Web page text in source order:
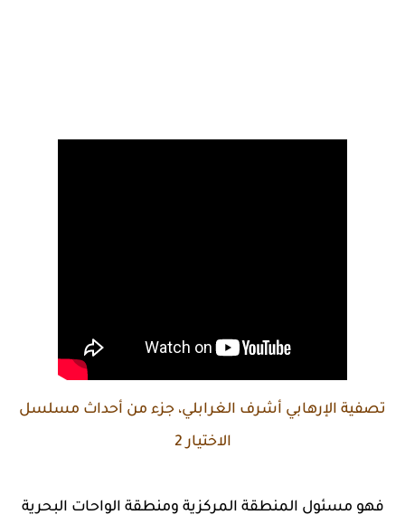
تصفية الإرهابي أشرف الغرابلي، جزء من أحداث مسلسل
الاختيار 2
فهو مسئول المنطقة المركزية ومنطقة الواحات البحرية